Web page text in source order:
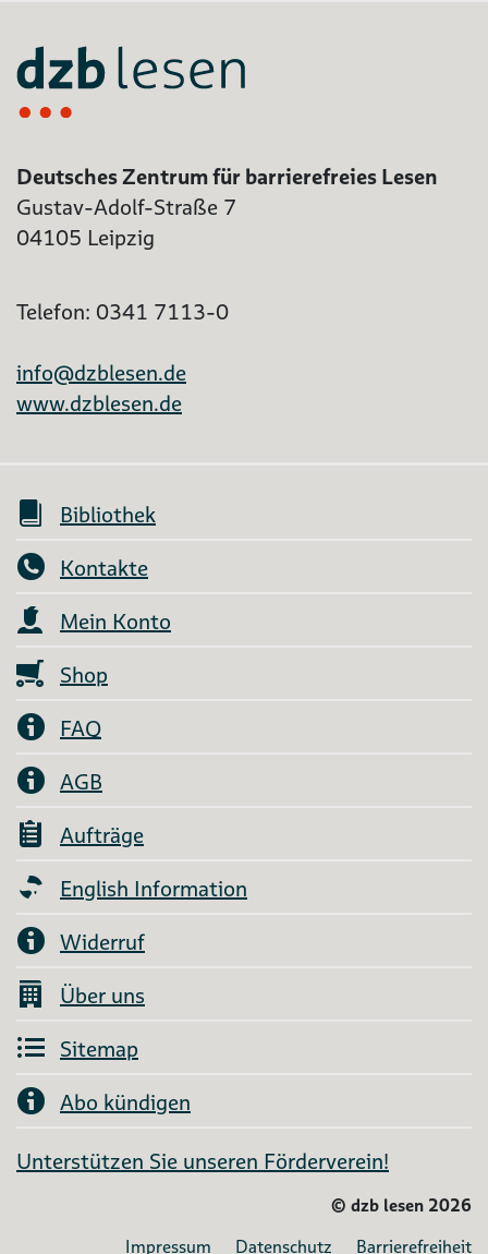
Deutsches Zentrum für barrierefreies Lesen
Gustav-Adolf-Straße 7
04105 Leipzig
Telefon: 0341 7113-0
info@dzblesen.de
www.dzblesen.de
Bibliothek
Kontakte
Mein Konto
Shop
FAQ
AGB
Aufträge
English Information
Widerruf
Über uns
Sitemap
Abo kündigen
Unterstützen Sie unseren Förderverein!
© dzb lesen 2026
Impressum
Datenschutz Barrierefreiheit